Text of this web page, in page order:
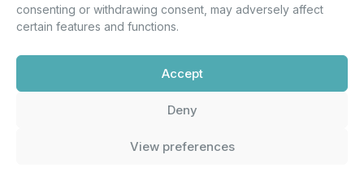
consenting or withdrawing consent, may adversely affect
certain features and functions.
Accept
Deny
View preferences
Μετοχολογίου –
Ανακοινώσεων
m.printsiou@andromeda.eu